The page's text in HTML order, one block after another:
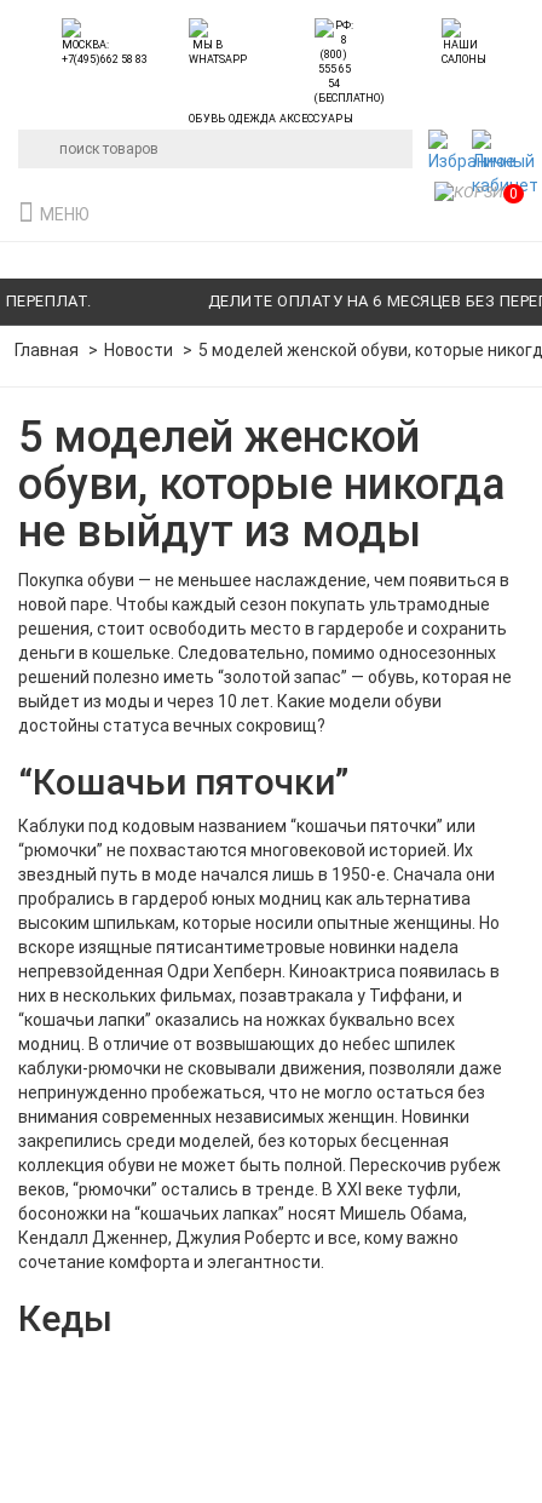
ДЕЛИТЕ ОПЛАТУ НА 6 МЕСЯЦЕВ БЕЗ
ОБУВЬ ОДЕЖДА АКСЕССУАРЫ
МЕНЮ
0
Главная Новости 5 моделей женской обуви, которые
5 моделей женской
обуви, которые никогда
не выйдут из моды
Покупка обуви — не меньшее наслаждение, чем появиться в
новой паре. Чтобы каждый сезон покупать ультрамодные
решения, стоит освободить место в гардеробе и сохранить
деньги в кошельке. Следовательно, помимо односезонных
решений полезно иметь “золотой запас” — обувь, которая не
выйдет из моды и через 10 лет. Какие модели обуви
достойны статуса вечных сокровищ?
“Кошачьи пяточки”
Каблуки под кодовым названием “кошачьи пяточки” или
“рюмочки” не похвастаются многовековой историей. Их
звездный путь в моде начался лишь в 1950-е. Сначала они
пробрались в гардероб юных модниц как альтернатива
высоким шпилькам, которые носили опытные женщины. Но
вскоре изящные пятисантиметровые новинки надела
непревзойденная Одри Хепберн. Киноактриса появилась в
них в нескольких фильмах, позавтракала у Тиффани, и
“кошачьи лапки” оказались на ножках буквально всех
модниц. В отличие от возвышающих до небес шпилек
каблуки-рюмочки не сковывали движения, позволяли даже
непринужденно пробежаться, что не могло остаться без
внимания современных независимых женщин. Новинки
закрепились среди моделей, без которых бесценная
коллекция обуви не может быть полной. Перескочив рубеж
веков, “рюмочки” остались в тренде. В XXI веке туфли,
босоножки на “кошачьих лапках” носят Мишель Обама,
Кендалл Дженнер, Джулия Робертс и все, кому важно
сочетание комфорта и элегантности.
Кеды